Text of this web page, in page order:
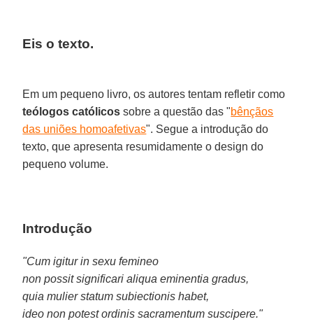
Eis o texto.
Em um pequeno livro, os autores tentam refletir como
teólogos católicos sobre a questão das "bênçãos
das uniões homoafetivas". Segue a introdução do
texto, que apresenta resumidamente o design do
pequeno volume.
Introdução
"Cum igitur in sexu femineo
non possit significari aliqua eminentia gradus,
quia mulier statum subiectionis habet,
ideo non potest ordinis sacramentum suscipere."